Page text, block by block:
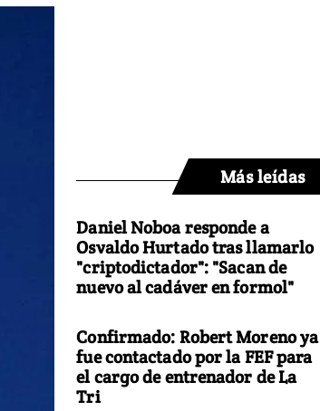
Más leídas
Daniel Noboa responde a
Osvaldo Hurtado tras llamarlo
"criptodictador": "Sacan de
nuevo al cadáver en formol"
Confirmado: Robert Moreno ya
fue contactado por la FEF para
el cargo de entrenador de La
Tri